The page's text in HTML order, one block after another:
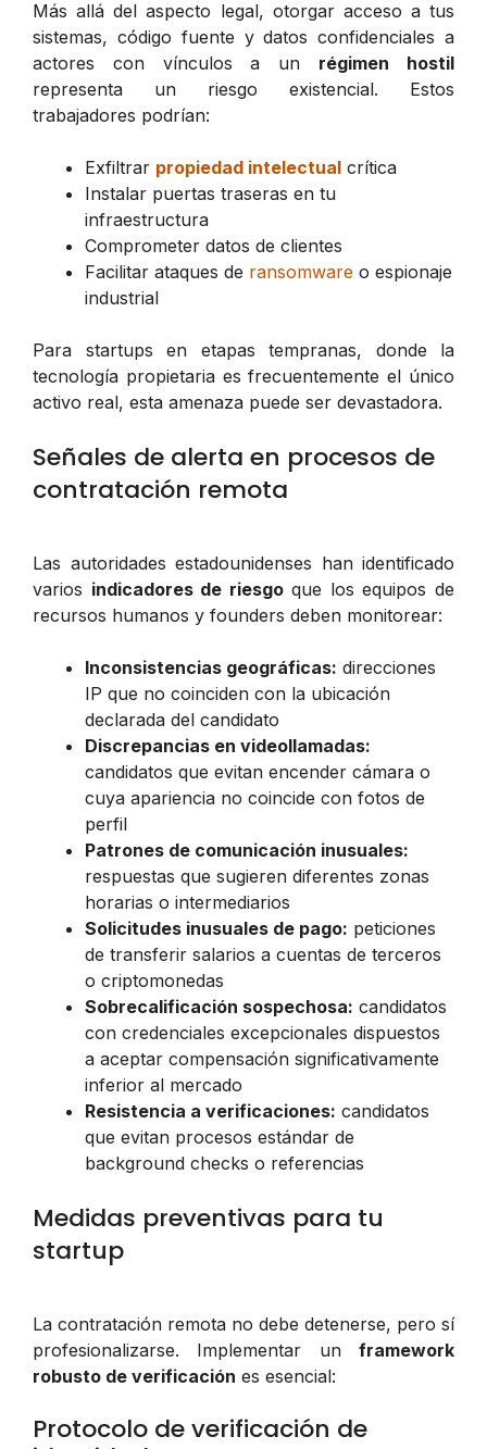
Más allá del aspecto legal, otorgar acceso a tus
sistemas, código fuente y datos confidenciales a
actores con vínculos a un régimen hostil
representa un riesgo existencial. Estos
trabajadores podrían:
Exfiltrar propiedad intelectual crítica
Instalar puertas traseras en tu
infraestructura
Comprometer datos de clientes
Facilitar ataques de ransomware o espionaje
industrial
Para startups en etapas tempranas, donde la
tecnología propietaria es frecuentemente el único
activo real, esta amenaza puede ser devastadora.
Señales de alerta en procesos de
contratación remota
Las autoridades estadounidenses han identificado
varios indicadores de riesgoque los equipos de
recursos humanos y founders deben monitorear:
Inconsistencias geográficas: direcciones
IP que no coinciden con la ubicación
declarada del candidato
Discrepancias en videollamadas:
candidatos que evitan encender cámara o
cuya apariencia no coincide con fotos de
perfil
Patrones de comunicación inusuales:
respuestas que sugieren diferentes zonas
horarias o intermediarios
Solicitudes inusuales de pago: peticiones
de transferir salarios a cuentas de terceros
o criptomonedas
Sobrecalificación sospechosa: candidatos
con credenciales excepcionales dispuestos
a aceptar compensación significativamente
inferior al mercado
Resistencia a verificaciones: candidatos
que evitan procesos estándar de
background checks o referencias
Medidas preventivas para tu
startup
La contratación remota no debe detenerse, pero sí
profesionalizarse. Implementar un framework
robusto de verificación es esencial:
Protocolo de verificación de